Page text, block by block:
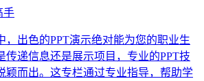
手
，出色的PPT演示绝对能为您的职业生
传递信息还是展示项目，专业的PPT技
颖而出。这专栏通过专业指导，帮助学